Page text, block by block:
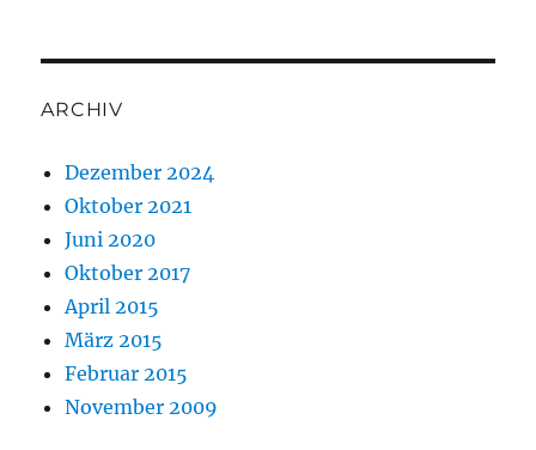
ARCHIV
Dezember 2024
Oktober 2021
Juni 2020
Oktober 2017
April 2015
März 2015
Februar 2015
November 2009